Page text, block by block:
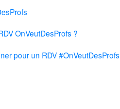
OnVeutDesProfs ?
pour un RDV #OnVeutDesProfs